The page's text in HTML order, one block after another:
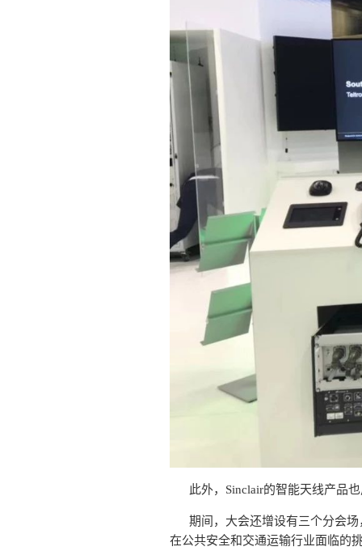
此外，Sinclair的智能天线产品
期间，大会还增设有三个分会
在公共安全和交通运输行业面临的